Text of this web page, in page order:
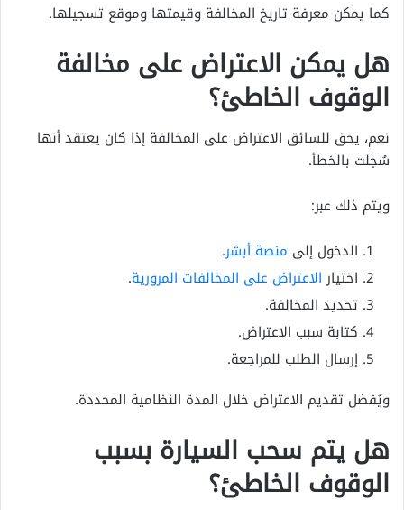
كما يمكن معرفة تاريخ المخالفة وقيمتها وموقع تسجيلها.
هل يمكن الاعتراض على مخالفة
الوقوف الخاطئ؟
نعم، يحق للسائق الاعتراض على المخالفة إذا كان يعتقد أنها
سُجلت بالخطأ.
ويتم ذلك عبر:
الدخول إلى منصة أبشر.
اختيارالاعتراض على المخالفات المرورية.
تحديد المخالفة.
كتابة سبب الاعتراض.
إرسال الطلب للمراجعة.
ويُفضل تقديم الاعتراض خلال المدة النظامية المحددة.
هل يتم سحب السيارة بسبب
الوقوف الخاطئ؟